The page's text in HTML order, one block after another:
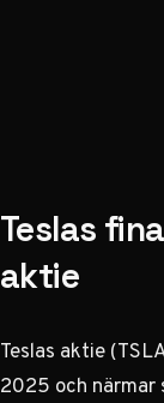
Teslas
aktie
Teslas aktie
2025 och närmar